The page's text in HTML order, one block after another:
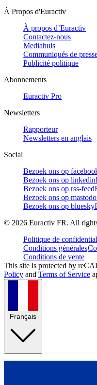
À Propos d'Euractiv
À propos d’Euractiv
Contactez-nous
Mediahuis
Communiqués de
Publicité politique
Abonnements
Euractiv Pro
Newsletters
Rapporteur
Newsletters en anglais
Social
Bezoek ons op
Bezoek ons op linkedin
Bezoek ons op rss-feed
Bezoek ons op
Bezoek ons op bluesky
© 2026 Euractiv FR. All
Politique de
Conditions générales
Conditions de vente
This site is protected by
Policy and Terms of Service
Français